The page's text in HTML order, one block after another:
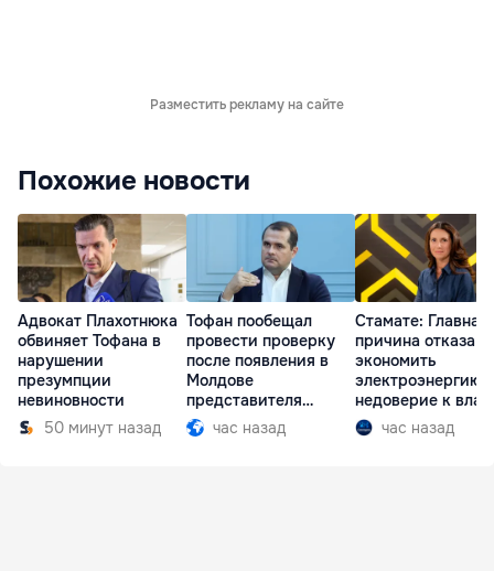
Разместить рекламу на сайте
Похожие новости
Адвокат Плахотнюка
обвиняет Тофана в
нарушении
презумпции
невиновности
50 минут назад
Тофан пообещал
провести проверку
после появления в
Молдове
представителя
Южной Осетии
час назад
Стамате: Главная
причина отказа
экономить
электроэнергию
недоверие к
час назад